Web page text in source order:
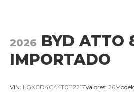
2026 BYD ATTO
IMPORTADO
VIN: LGXCD4C44T0112217Valores: 26